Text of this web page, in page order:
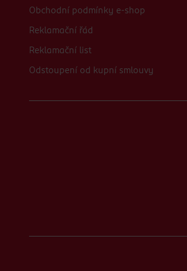
Obchodní podmínky e-shop
Reklamační řád
Reklamační list
Odstoupení od kupní smlouvy